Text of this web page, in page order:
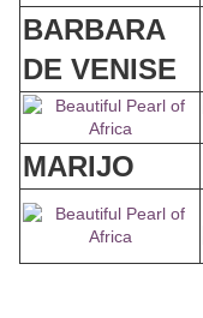
BARBARA
DE VENISE
MARIJO